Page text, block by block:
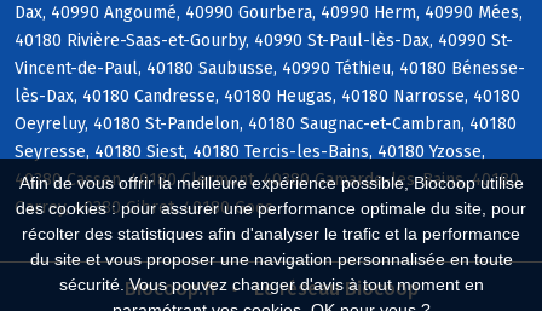
Afin de vous offrir la meilleure expérience possible, Biocoop utilise
des cookies : pour assurer une performance optimale du site, pour
récolter des statistiques afin d'analyser le trafic et la performance
du site et vous proposer une navigation personnalisée en toute
sécurité. Vous pouvez changer d'avis à tout moment en
Dax, 40990 Angoumé, 40990 Gourbera, 40990 Herm, 40990 Mées,
40180 Rivière-Saas-et-Gourby, 40990 St-Paul-lès-Dax, 40990 St-
Vincent-de-Paul, 40180 Saubusse, 40990 Téthieu, 40180 Bénesse-
lès-Dax, 40180 Candresse, 40180 Heugas, 40180 Narrosse, 40180
Oeyreluy, 40180 St-Pandelon, 40180 Saugnac-et-Cambran, 40180
Seyresse, 40180 Siest, 40180 Tercis-les-Bains, 40180 Yzosse,
40380 Cassen, 40180 Clermont, 40380 Gamarde-les-Bains, 40180
Garrey, 40380 Gibret, 40180 Goos
Biocoop.fr Le réseau Biocoop